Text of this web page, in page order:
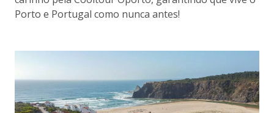
Porto e Portugal como nunca antes!